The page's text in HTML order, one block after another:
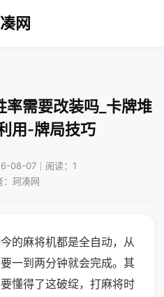
网
需要改装吗_卡牌堆
用-牌局技巧
08-07｜阅读：1
：珂凑网
的麻将机都是全自动，从
一到两分钟就会完成。其
懂得了这破绽，打麻将时